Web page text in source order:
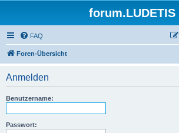
forum.LUDETIS
FAQ
Foren-Übersicht
Anmelden
Benutzername:
Passwort: